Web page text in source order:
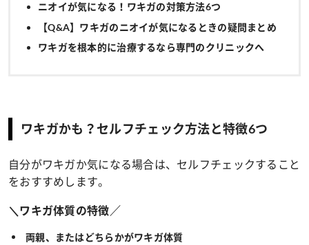
ニオイが気になる！ワキガの対策方法6つ
【Q&A】ワキガのニオイが気になるときの疑問まとめ
ワキガを根本的に治療するなら専門のクリニックへ
ワキガかも？セルフチェック方法と特徴6つ
自分がワキガか気になる場合は、セルフチェックすること
をおすすめします。
＼ワキガ体質の特徴／
両親、またはどちらかがワキガ体質